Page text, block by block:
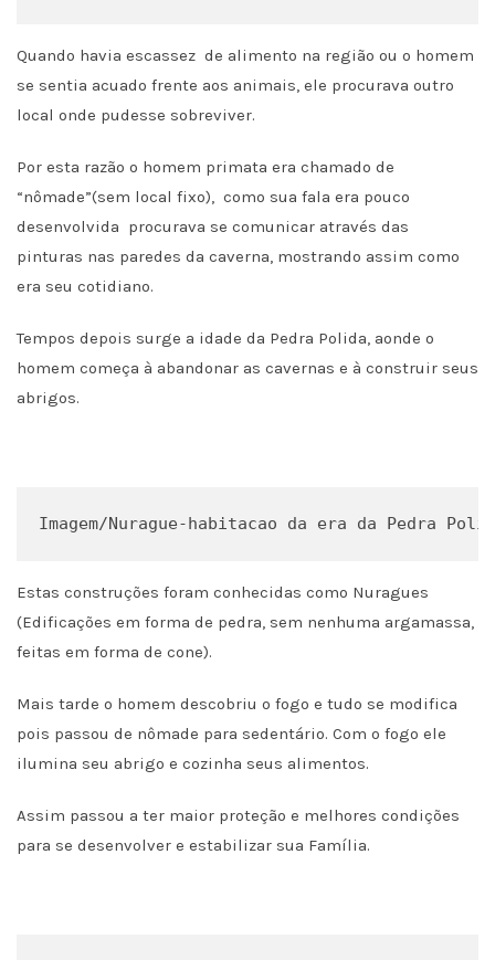
Quando havia escassez de alimento na região ou o homem
se sentia acuado frente aos animais, ele procurava outro
local onde pudesse sobreviver.
Por esta razão o homem primata era chamado de
“nômade”(sem local fixo), como sua fala era pouco
desenvolvida procurava se comunicar através das
pinturas nas paredes da caverna, mostrando assim como
era seu cotidiano.
Tempos depois surge a idade da Pedra Polida, aonde o
homem começa à abandonar as cavernas e à construir seus
abrigos.
Imagem/Nurague-habitacao da era da Pedra
Estas construções foram conhecidas como Nuragues
(Edificações em forma de pedra, sem nenhuma argamassa,
feitas em forma de cone).
Mais tarde o homem descobriu o fogo e tudo se modifica
pois passou de nômade para sedentário. Com o fogo ele
ilumina seu abrigo e cozinha seus alimentos.
Assim passou a ter maior proteção e melhores condições
para se desenvolver e estabilizar sua Família.